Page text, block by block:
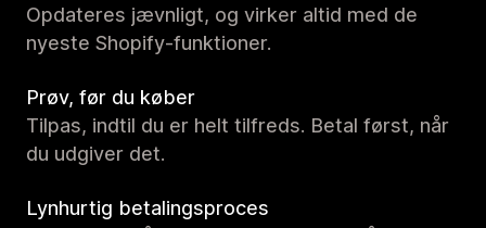
Opdateres jævnligt, og virker altid med de
nyeste Shopify-funktioner.
Prøv, før du køber
Tilpas, indtil du er helt tilfreds. Betal først, når
du udgiver det.
Lynhurtig betalingsproces